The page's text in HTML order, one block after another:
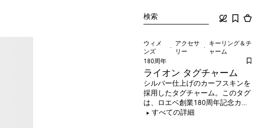
検索
ウィメ
ンズ
アクセサ
リー
キーリング＆チ
ャーム
180周年
ライオン タグチャーム
シルバー仕上げのカーフスキンを
採用したタグチャーム。このタグ
は、ロエベ創業180周年記念カプ
セルのアイテムです。
すべての詳細